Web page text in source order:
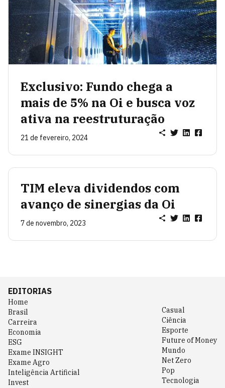
Exclusivo: Fundo chega a
mais de 5% na Oi e busca voz
ativa na reestruturação
21 de fevereiro, 2024
TIM eleva dividendos com
avanço de sinergias da Oi
7 de novembro, 2023
EDITORIAS
Home
Brasil
Carreira
Economia
ESG
Exame INSIGHT
Exame Agro
Inteligência Artificial
Invest
Casual
Ciência
Esporte
Future of Money
Mundo
Net Zero
Pop
Tecnologia